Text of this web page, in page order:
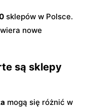
sklepów w Polsce.
nowe
są sklepy
mogą się różnić w